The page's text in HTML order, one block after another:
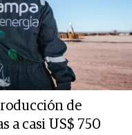
de
a casi US$ 750